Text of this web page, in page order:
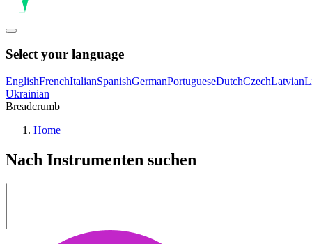
Select your language
EnglishFrenchItalianSpanishGermanPortugueseDutchCzechLatvian
Ukrainian
Breadcrumb
Home
Nach Instrumenten suchen